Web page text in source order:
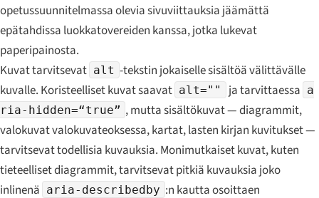
opetussuunnitelmassa olevia sivuviittauksia jäämättä
epätahdissa luokkatovereiden kanssa, jotka lukevat
paperipainosta.
Kuvat tarvitsevat alt -tekstin jokaiselle sisältöä välittävälle
kuvalle. Koristeelliset kuvat saavat alt="" ja tarvittaessa a
ria-hidden=“true” , mutta sisältökuvat — diagrammit,
valokuvat valokuvateoksessa, kartat, lasten kirjan kuvitukset —
tarvitsevat todellisia kuvauksia. Monimutkaiset kuvat, kuten
tieteelliset diagrammit, tarvitsevat pitkiä kuvauksia joko
inlinenä aria-describedby :n kautta osoittaen